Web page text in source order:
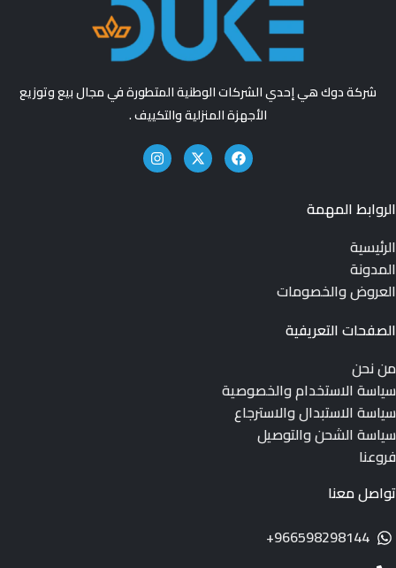
شركة دوك هي إحدي الشركات الوطنية المتطورة في مجال بيع وتوزيع
الأجهزة المنزلية والتكييف .
الروابط المهمة
الرئيسية
المدونة
العروض والخصومات
الصفحات التعريفية
من نحن
سياسة الاستخدام والخصوصية
سياسة الاستبدال والاسترجاع
سياسة الشحن والتوصيل
فروعنا
تواصل معنا
966598298144+